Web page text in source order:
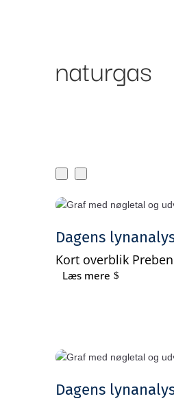
naturgas
Dagens
Kort overblik
Læs mere
Dagens